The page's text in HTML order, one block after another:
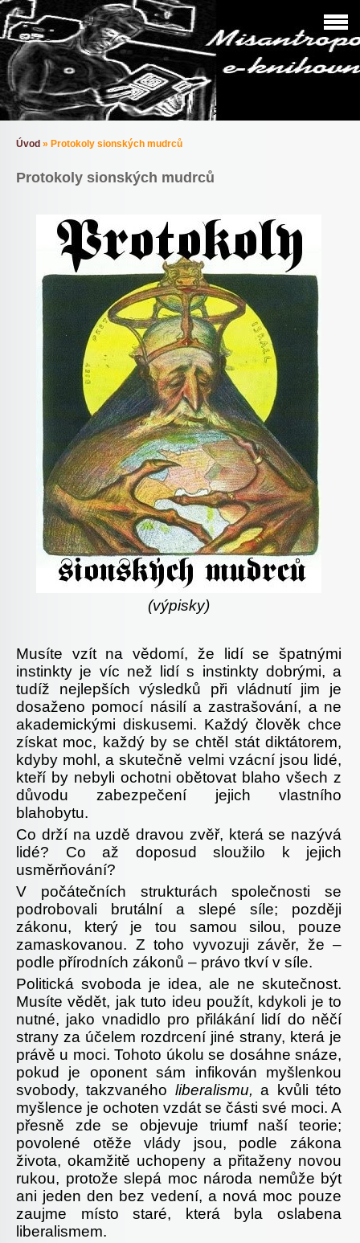
Úvod » Protokoly sionských mudrců
Protokoly sionských mudrců
(výpisky)
Musíte vzít na vědomí, že lidí se špatnými
instinkty je víc než lidí s instinkty dobrými, a
tudíž nejlepších výsledků při vládnutí jim je
dosaženo pomocí násilí a zastrašování, a ne
akademickými diskusemi. Každý člověk chce
získat moc, každý by se chtěl stát diktátorem,
kdyby mohl, a skutečně velmi vzácní jsou lidé,
kteří by nebyli ochotni obětovat blaho všech z
důvodu zabezpečení jejich vlastního
blahobytu.
Co drží na uzdě dravou zvěř, která se nazývá
lidé? Co až doposud sloužilo k jejich
usměrňování?
V počátečních strukturách společnosti se
podrobovali brutální a slepé síle; později
zákonu, který je tou samou silou, pouze
zamaskovanou. Z toho vyvozuji závěr, že –
podle přírodních zákonů – právo tkví v síle.
Politická svoboda je idea, ale ne skutečnost.
Musíte vědět, jak tuto ideu použít, kdykoli je to
nutné, jako vnadidlo pro přilákání lidí do něčí
strany za účelem rozdrcení jiné strany, která je
právě u moci. Tohoto úkolu se dosáhne snáze,
pokud je oponent sám infikován myšlenkou
svobody, takzvaného liberalismu, a kvůli této
myšlence je ochoten vzdát se části své moci. A
přesně zde se objevuje triumf naší teorie;
povolené otěže vlády jsou, podle zákona
života, okamžitě uchopeny a přitaženy novou
rukou, protože slepá moc národa nemůže být
ani jeden den bez vedení, a nová moc pouze
zaujme místo staré, která byla oslabena
liberalismem.